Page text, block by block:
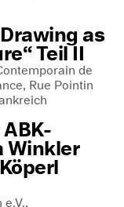
as
Teil II
de
Rue Pointin
Winkler